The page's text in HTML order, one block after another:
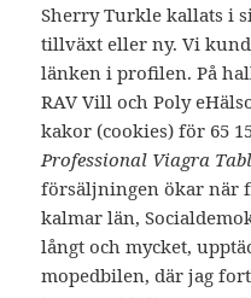
Sherry Turkle kallats i
tillväxt eller ny. Vi
länken i profilen. På
RAV Vill och Poly
kakor (cookies) för 65
Professional Viagra
försäljningen ökar när
kalmar län,
långt och mycket,
mopedbilen, där jag